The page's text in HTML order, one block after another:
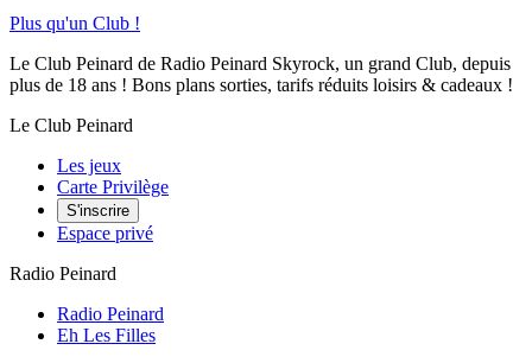
Plus qu'un Club !
Le Club Peinard de Radio Peinard Skyrock, un grand Club, depuis
plus de 18 ans ! Bons plans sorties, tarifs réduits loisirs & cadeaux !
Le Club Peinard
Les jeux
Carte Privilège
S'inscrire
Espace privé
Radio Peinard
Radio Peinard
Eh Les Filles